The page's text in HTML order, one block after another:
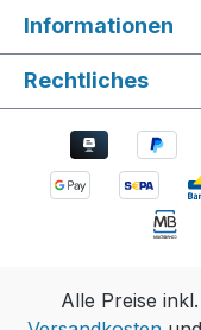
Informationen
Rechtliches
Alle Preise